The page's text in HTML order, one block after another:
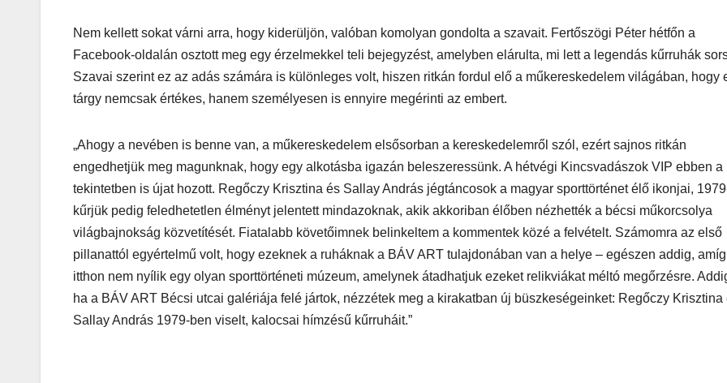
Nem kellett sokat várni arra, hogy kiderüljön, valóban komolyan gondolta a szavait. Fertőszögi Péter hétfőn a
Facebook-oldalán osztott meg egy érzelmekkel teli bejegyzést, amelyben elárulta, mi lett a legendás kűrruhák
Szavai szerint ez az adás számára is különleges volt, hiszen ritkán fordul elő a műkereskedelem világában, hogy
tárgy nemcsak értékes, hanem személyesen is ennyire megérinti az embert.
„Ahogy a nevében is benne van, a műkereskedelem elsősorban a kereskedelemről szól, ezért sajnos ritkán
engedhetjük meg magunknak, hogy egy alkotásba igazán beleszeressünk. A hétvégi Kincsvadászok VIP ebben a
tekintetben is újat hozott. Regőczy Krisztina és Sallay András jégtáncosok a magyar sporttörténet élő ikonjai,
kűrjük pedig feledhetetlen élményt jelentett mindazoknak, akik akkoriban élőben nézhették a bécsi műkorcsolya
világbajnokság közvetítését. Fiatalabb követőimnek belinkeltem a kommentek közé a felvételt. Számomra az első
pillanattól egyértelmű volt, hogy ezeknek a ruháknak a BÁV ART tulajdonában van a helye – egészen addig, amíg
itthon nem nyílik egy olyan sporttörténeti múzeum, amelynek átadhatjuk ezeket relikviákat méltó megőrzésre.
ha a BÁV ART Bécsi utcai galériája felé jártok, nézzétek meg a kirakatban új büszkeségeinket: Regőczy Krisztina
Sallay András 1979-ben viselt, kalocsai hímzésű kűrruháit.”